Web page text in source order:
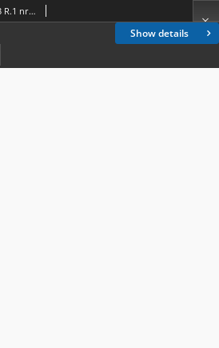
Show details
Dziennik Białostocki 1919.04.23 R.1 nr 14